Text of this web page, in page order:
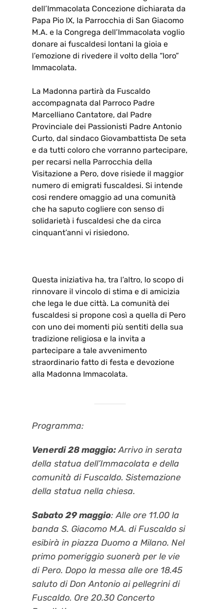
dell’Immacolata Concezione dichiarata da
Papa Pio IX, la Parrocchia di San Giacomo
M.A. e la Congrega dell’Immacolata voglio
donare ai fuscaldesi lontani la gioia e
l’emozione di rivedere il volto della “loro”
Immacolata.
La Madonna partirà da Fuscaldo
accompagnata dal Parroco Padre
Marcelliano Cantatore, dal Padre
Provinciale dei Passionisti Padre Antonio
Curto, dal sindaco Giovambattista De seta
e da tutti coloro che vorranno partecipare,
per recarsi nella Parrocchia della
Visitazione a Pero, dove risiede il maggior
numero di emigrati fuscaldesi. Si intende
cosi rendere omaggio ad una comunità
che ha saputo cogliere con senso di
solidarietà i fuscaldesi che da circa
cinquant’anni vi risiedono.
Questa iniziativa ha, tra l’altro, lo scopo di
rinnovare il vincolo di stima e di amicizia
che lega le due città. La comunità dei
fuscaldesi si propone così a quella di Pero
con uno dei momenti più sentiti della sua
tradizione religiosa e la invita a
partecipare a tale avvenimento
straordinario fatto di festa e devozione
alla Madonna Immacolata.
Programma:
Venerdi 28 maggio:Arrivo in serata
della statua dell’Immacolata e della
comunità di Fuscaldo. Sistemazione
della statua nella chiesa.
Sabato 29 maggio: Alle ore 11.00 la
banda S. Giacomo M.A. di Fuscaldo si
esibirà in piazza Duomo a Milano. Nel
primo pomeriggio suonerà per le vie
di Pero. Dopo la messa alle ore 18.45
saluto di Don Antonio ai pellegrini di
Fuscaldo. Ore 20.30 Concerto